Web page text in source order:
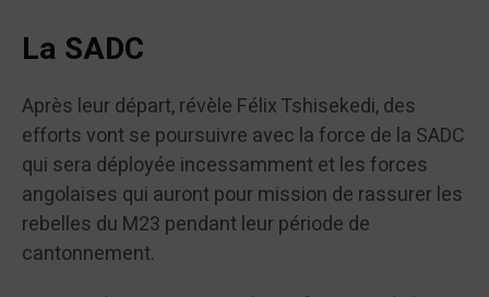
La SADC
Après leur départ, révèle Félix Tshisekedi, des
efforts vont se poursuivre avec la force de la SADC
qui sera déployée incessamment et les forces
angolaises qui auront pour mission de rassurer les
rebelles du M23 pendant leur période de
cantonnement.